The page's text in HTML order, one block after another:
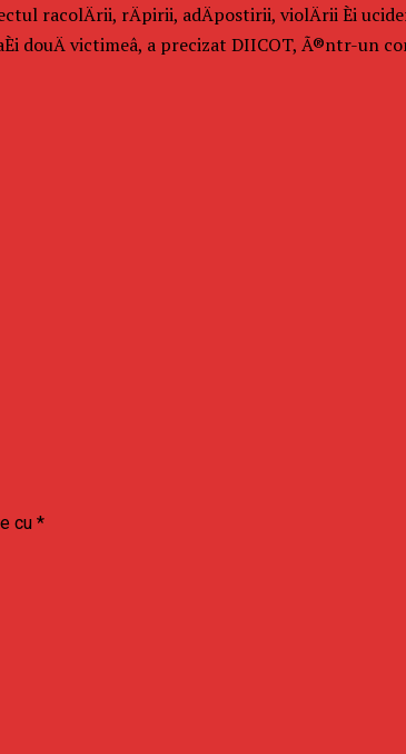
racolÄrii, rÄpirii, adÄpostirii, violÄrii Èi
victimeâ, a precizat DIICOT, Ã®ntr-un
cu *